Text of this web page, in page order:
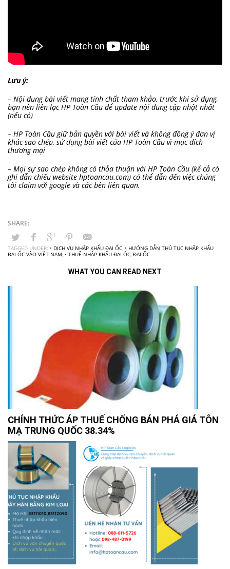
Lưu ý:
– Nội dung bài viết mang tính chất tham khảo, trước khi sử dụng,
bạn nên liên lạc HP Toàn Cầu để update nội dung cập nhật nhất
(nếu có)
– HP Toàn Cầu giữ bản quyền với bài viết và không đồng ý đơn vị
khác sao chép, sử dụng bài viết của HP Toàn Cầu vì mục đích
thương mại
– Mọi sự sao chép không có thỏa thuận với HP Toàn Cầu (kể cả có
ghi dẫn chiếu website hptoancau.com) có thể dẫn đến việc chúng
tôi claim với google và các bên liên quan.
TAGGED UNDER: • DỊCH VỤ NHẬP KHẨU ĐAI ỐC, • HƯỚNG DẪN THỦ TỤC NHẬP KHẨU
ĐAI ỐC VÀO VIỆT NAM, • THUẾ NHẬP KHẨU ĐAI ỐC, ĐAI ỐC
WHAT YOU CAN READ NEXT
CHÍNH THỨC ÁP THUẾ CHỐNG BÁN PHÁ GIÁ TÔN
MẠ TRUNG QUỐC 38.34%